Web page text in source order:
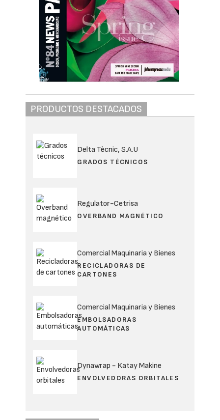
Integrado de Gestión de Aceites Usados
(Sigaus) y
Gestión de Envases Comerciales
e Industriales (Genci), ambos Sistemas
Colectivos de Responsabilidad Ampliada
del Productor (Scrap), han acordado renovar
la presidencia de ambas entidades. El pasado
1 de julio ésta ha pasado a ser ejercida por
TotalEnergies Marketing España, S.A.U., con
la representación de Gabriel López Ruiz,
director Comercial de la compañía, quien
entidad administradora de ambos Scraps.
Gabriel López es Ingeniero Técnico Industrial
por la Universidad Pontificia de Comillas
(Icai) y ha desarrollado su carrera profesional
el mercado de lubricantes a través de Fina
Ibérica. Continuó su trayectoria durante las
sucesivas adquisiciones de la compañía a lo
TotalEnergies Marketing España.
Con más de 35 años de experiencia en el
comercialización de carburantes, tarjetas,
red y filiales de distribución de combustible.